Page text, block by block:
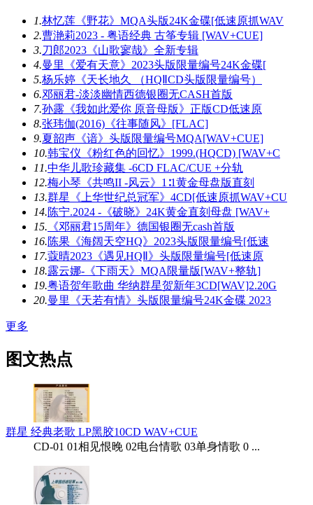
1.林忆莲《野花》MQA头版24K金碟[低速原抓WAV
2.曹滟莉2023 - 粤语经典 古筝专辑 [WAV+CUE]
3.刀郎2023《山歌寥哉》全新专辑
4.曼里《爱有天意》2023头版限量编号24K金碟[
5.杨乐婷《天长地久 （HQⅡCD头版限量编号）
6.邓丽君-淡淡幽情西德银圈无CASH首版
7.孙露《我如此爱你 原音母版》正版CD低速原
8.张玮伽(2016)《往事随风》[FLAC]
9.夏韶声《谙》头版限量编号MQA[WAV+CUE]
10.韩宝仪《粉红色的回忆》1999.(HQCD) [WAV+C
11.中华儿歌珍藏集 -6CD FLAC/CUE +分轨
12.梅小琴《共鸣II -风云》1∶1黄金母盘版直刻
13.群星《上华世纪总冠军》4CD[低速原抓WAV+CU
14.陈宁.2024 -《破晓》24K黄金直刻母盘 [WAV+
15. 《邓丽君15周年》德国银圈无cash首版
16.陈果《海阔天空HQ》2023头版限量编号[低速
17.蔻晴2023《遇见HQⅡ》头版限量编号[低速原
18.露云娜-《下雨天》MQA限量版[WAV+整轨]
19.粤语贺年歌曲 华纳群星贺新年3CD[WAV]2.20G
20.曼里《天若有情》头版限量编号24K金碟 2023
更多
图文热点
群星 经典老歌 LP黑胶10CD WAV+CUE
CD-01 01相见恨晚 02电台情歌 03单身情歌 0 ...